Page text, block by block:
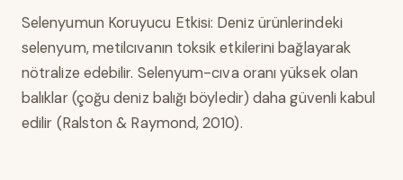
Selenyumun Koruyucu Etkisi: Deniz ürünlerindeki
selenyum, metilcıvanın toksik etkilerini bağlayarak
nötralize edebilir. Selenyum-cıva oranı yüksek olan
balıklar (çoğu deniz balığı böyledir) daha güvenli kabul
edilir (Ralston & Raymond, 2010).